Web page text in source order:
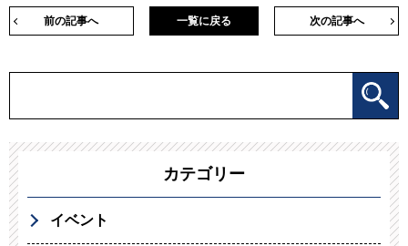
前の記事へ 次の記事へ
一覧に戻る
カテゴリー
イベント